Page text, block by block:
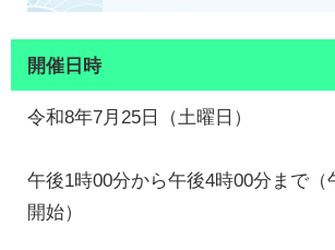
開催日時
令和8年7月25日（土曜日）
午後1時00分から午後4時00分まで（
開始）